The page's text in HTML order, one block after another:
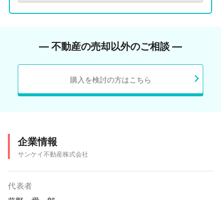
― 不動産の売却以外のご相談 ―
購入を検討の方はこちら
企業情報
サンケイ不動産株式会社
代表者